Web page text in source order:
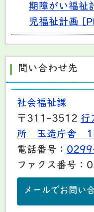
期障がい福祉
児福祉計画
問い合わせ先
社会福祉課
〒311-3512 行
所 玉造庁舎 1
電話番号：
ファクス番号
メールでお問い